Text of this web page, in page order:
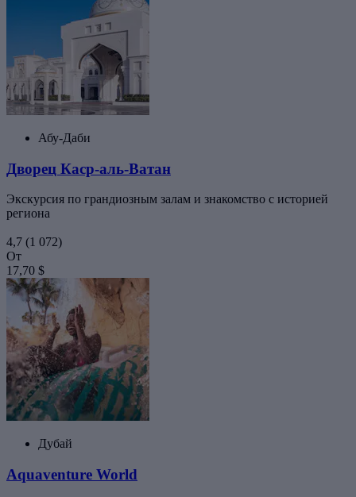
Абу-Даби
Дворец Каср-аль-Ватан
Экскурсия по грандиозным залам и знакомство с историей
региона
4,7 (1 072)
От
17,70 $
Дубай
Aquaventure World